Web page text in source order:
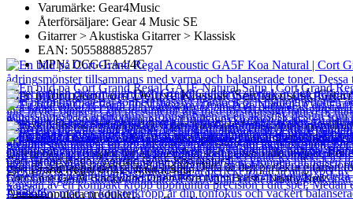
Varumärke: Gear4Music
Återförsäljare: Gear 4 Music SE
Gitarrer > Akustiska Gitarrer > Klassisk
EAN: 5055888852857
MPN: DCG-EA4/4C
Mer information om Deluxe Klassisk Semiakustisk
Deluxe Klassisk Semiakustisk Gitarr från Gear4music har som mål
innovation. Oavsett om du vill spela unplugged hemma eller
justera bas och diskant för att få ett ljud som passar i alla miljöer.
bara på stämapparaten så är du igång. Detta är den perfekta
Andra populära produkter
Cort Grand Regal Acoustic GA5F Koa Natural
7 850kr
Cort Grand Regal GA1E Natural Satin
Cort Core GA All Blackwood Open Pore Light Burst - Nearly New